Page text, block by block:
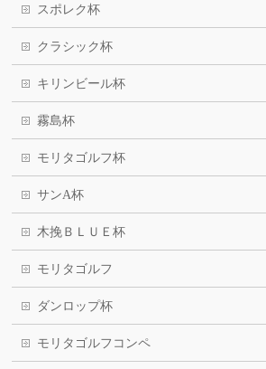
スポレク杯
クラシック杯
キリンビール杯
霧島杯
モリタゴルフ杯
サンA杯
木挽ＢＬＵＥ杯
モリタゴルフ
ダンロップ杯
モリタゴルフコンペ